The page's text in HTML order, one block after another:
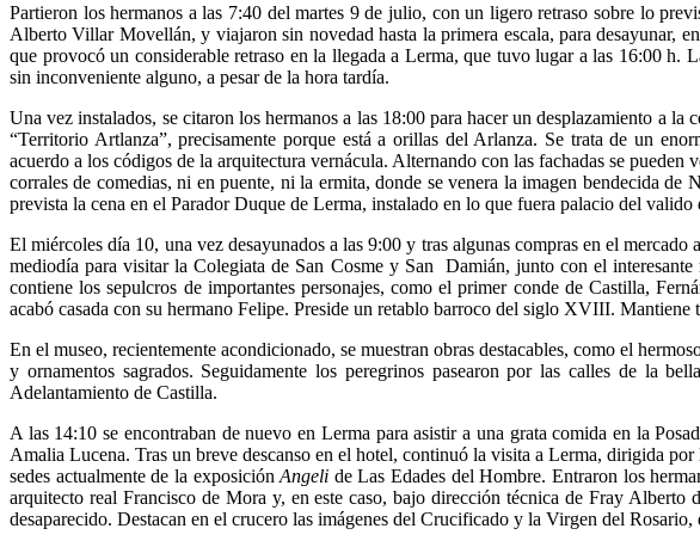
Partieron los hermanos a las 7:40 del martes 9 de julio, con un ligero retraso sobre lo
Alberto Villar Movellán, y viajaron sin novedad hasta la primera escala, para desayunar,
que provocó un considerable retraso en la llegada a Lerma, que tuvo lugar a las 16:00
sin inconveniente alguno, a pesar de la hora tardía.
Una vez instalados, se citaron los hermanos a las 18:00 para hacer un desplazamiento a
“Territorio Artlanza”, precisamente porque está a orillas del Arlanza. Se trata de un
acuerdo a los códigos de la arquitectura vernácula. Alternando con las fachadas se
corrales de comedias, ni en puente, ni la ermita, donde se venera la imagen bendecida
prevista la cena en el Parador Duque de Lerma, instalado en lo que fuera palacio del
El miércoles día 10, una vez desayunados a las 9:00 y tras algunas compras en el
mediodía para visitar la Colegiata de San Cosme y San Damián, junto con el
contiene los sepulcros de importantes personajes, como el primer conde de Castilla,
acabó casada con su hermano Felipe. Preside un retablo barroco del siglo XVIII.
En el museo, recientemente acondicionado, se muestran obras destacables, como el
y ornamentos sagrados. Seguidamente los peregrinos pasearon por las calles de la
Adelantamiento de Castilla.
A las 14:10 se encontraban de nuevo en Lerma para asistir a una grata comida en la
Amalia Lucena. Tras un breve descanso en el hotel, continuó la visita a Lerma, dirigida
sedes actualmente de la exposiciónAngeli de Las Edades del Hombre. Entraron los
arquitecto real Francisco de Mora y, en este caso, bajo dirección técnica de Fray
desaparecido. Destacan en el crucero las imágenes del Crucificado y la Virgen del